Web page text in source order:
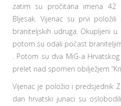
zatim su pročitana imena 42
Bljesak. Vijenac su prvi
braniteljskih udruga. Okupljeni
potom su odali počast
. Potom su dva MiG-a
prelet nad spomen obilježjem
Vijenac je položio i predsjednik
dan hrvatski junaci su